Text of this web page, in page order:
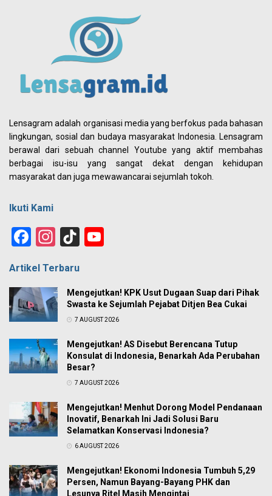
Lensagram adalah organisasi media yang berfokus pada bahasan
lingkungan, sosial dan budaya masyarakat Indonesia. Lensagram
berawal dari sebuah channel Youtube yang aktif membahas
berbagai isu-isu yang sangat dekat dengan kehidupan
masyarakat dan juga mewawancarai sejumlah tokoh.
Ikuti Kami
Facebook
Instagram
TikTok
Artikel Terbaru
Mengejutkan! KPK Usut Dugaan Suap dari Pihak
Swasta ke Sejumlah Pejabat Ditjen Bea Cukai
7 AUGUST 2026
Mengejutkan! AS Disebut Berencana Tutup
Konsulat di Indonesia, Benarkah Ada Perubahan
Besar?
7 AUGUST 2026
Mengejutkan! Menhut Dorong Model Pendanaan
Inovatif, Benarkah Ini Jadi Solusi Baru
Selamatkan Konservasi Indonesia?
6 AUGUST 2026
Mengejutkan! Ekonomi Indonesia Tumbuh 5,29
Persen, Namun Bayang-Bayang PHK dan
Lesunya Ritel Masih Mengintai